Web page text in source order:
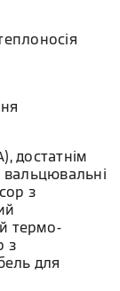
достатнім
з
термо-
з
для